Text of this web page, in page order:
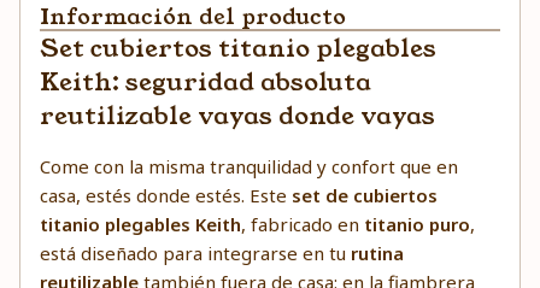
Información del producto
Set cubiertos titanio plegables
Keith: seguridad absoluta
reutilizable vayas donde vayas
Come con la misma tranquilidad y confort que en
casa, estés donde estés. Este set de cubiertos
titanio plegables Keith, fabricado en titanio puro,
está diseñado para integrarse en tu rutina
reutilizable también fuera de casa: en la fiambrera